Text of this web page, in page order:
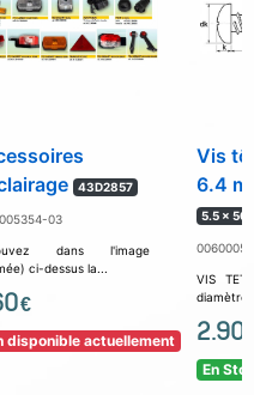
43D2857
03
dans l'image
ci-dessus la...
€
disponible actuellement
Vis
6.4
5.5 x 50
VIS
diamètre
2.90
En